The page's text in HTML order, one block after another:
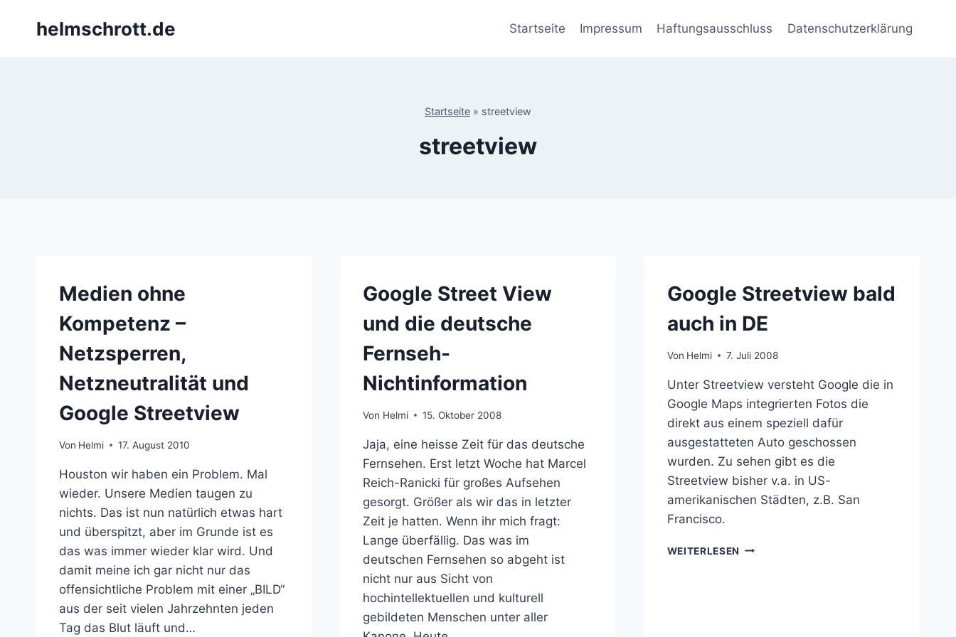
helmschrott.de Startseite Impressum Haftungsausschluss Datenschutzerklärung
Startseite » streetview
streetview
Medien ohne
Kompetenz –
Netzsperren,
Netzneutralität und
Google Streetview
Von Helmi 17. August 2010
Houston wir haben ein Problem. Mal
wieder. Unsere Medien taugen zu
nichts. Das ist nun natürlich etwas hart
und überspitzt, aber im Grunde ist es
das was immer wieder klar wird. Und
damit meine ich gar nicht nur das
offensichtliche Problem mit einer „BILD“
aus der seit vielen Jahrzehnten jeden
Tag das Blut läuft und…
Google Street View
und die deutsche
Fernseh-
Nichtinformation
Von Helmi 15. Oktober 2008
Jaja, eine heisse Zeit für das deutsche
Fernsehen. Erst letzt Woche hat Marcel
Reich-Ranicki für großes Aufsehen
gesorgt. Größer als wir das in letzter
Zeit je hatten. Wenn ihr mich fragt:
Lange überfällig. Das was im
deutschen Fernsehen so abgeht ist
nicht nur aus Sicht von
hochintellektuellen und kulturell
gebildeten Menschen unter aller
Google Streetview bald
auch in DE
Von Helmi 7. Juli 2008
Unter Streetview versteht Google die in
Google Maps integrierten Fotos die
direkt aus einem speziell dafür
ausgestatteten Auto geschossen
wurden. Zu sehen gibt es die
Streetview bisher v.a. in US-
amerikanischen Städten, z.B. San
Francisco.
WEITERLESEN GOOGLE